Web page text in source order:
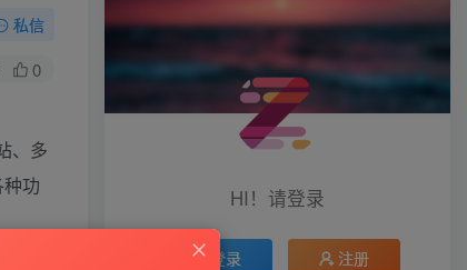
私信
0
、多
功
HI！请登录
登录 注册